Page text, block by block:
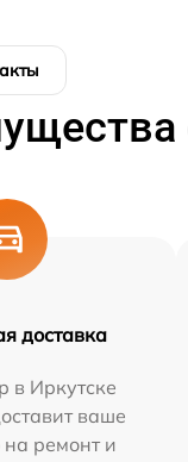
доставка
в Иркутске
ваше
на ремонт и